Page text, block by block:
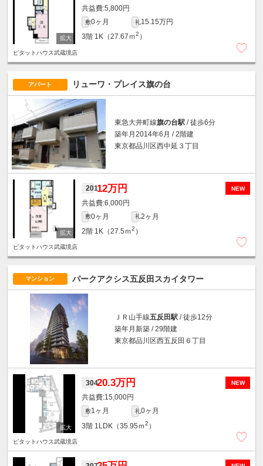
5,800円
敷0ヶ月 礼15.15万円
3階 1K（27.67ｍ2 ）
ピタットハウス武蔵境店
アパート リューワ・プレイス旗の台
東急大井町線旗の台駅 / 徒歩6分
築年月2014年6月 / 2階建
東京都品川区西中延３丁目
NEW
20112万円
6,000円
敷0ヶ月 礼2ヶ月
2階 1K（27.5ｍ2 ）
ピタットハウス武蔵境店
マンション パークアクシス五反田スカイタワー
ＪＲ山手線五反田駅 / 徒歩12分
築年月新築 / 29階建
東京都品川区西五反田６丁目
NEW
30420.3万円
15,000円
敷1ヶ月 礼0ヶ月
3階 1LDK（35.95ｍ2 ）
ピタットハウス武蔵境店